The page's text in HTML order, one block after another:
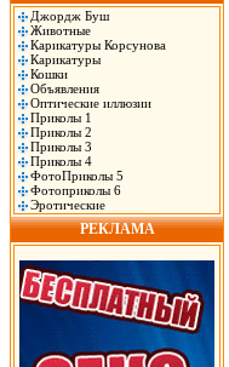
Джордж Буш
Животные
Карикатуры Корсунова
Карикатуры
Кошки
Объявления
Оптические иллюзии
Приколы 1
Приколы 2
Приколы 3
Приколы 4
ФотоПриколы 5
Фотоприколы 6
Эротические
РЕКЛАМА